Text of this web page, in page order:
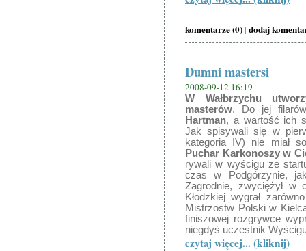
komentarze (0) | dodaj
Dumni mastersi
2008-09-12 16:19
W Wałbrzychu
masterów. Do jej
Hartman, a wartość ich
Jak spisywali się w
kategoria IV) nie miał
Puchar Karkonoszy w
rywali w wyścigu ze
czas w Podgórzynie,
Zagrodnie, zwyciężył
Kłodzkiej wygrał
Mistrzostw Polski w
finiszowej rozgrywce
niegdyś uczestnik
czytaj więcej... (kliknij)